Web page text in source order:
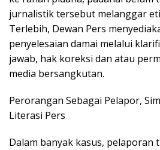
jurnalistik tersebut melanggar
Terlebih, Dewan Pers
penyelesaian damai melalui
jawab, hak koreksi dan atau
media bersangkutan.
Perorangan Sebagai Pelapor,
Literasi Pers
Dalam banyak kasus, pelaporan